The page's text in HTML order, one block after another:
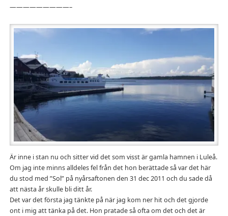
—————————–
Är inne i stan nu och sitter vid det som visst är gamla hamnen i Luleå.
Om jag inte minns alldeles fel från det hon berättade så var det här
du stod med ”Sol” på nyårsaftonen den 31 dec 2011 och du sade då
att nästa år skulle bli ditt år.
Det var det första jag tänkte på när jag kom ner hit och det gjorde
ont i mig att tänka på det. Hon pratade så ofta om det och det är